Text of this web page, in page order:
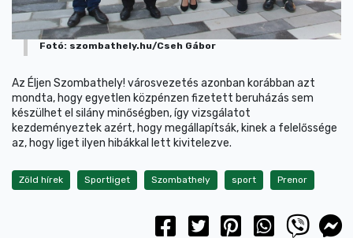
Fotó: szombathely.hu/Cseh Gábor
Az Éljen Szombathely! városvezetés azonban korábban azt
mondta, hogy egyetlen közpénzen fizetett beruházás sem
készülhet el silány minőségben, így vizsgálatot
kezdeményeztek azért, hogy megállapítsák, kinek a felelőssége
az, hogy liget ilyen hibákkal lett kivitelezve.
Zöld hírek Sportliget Szombathely sport Prenor